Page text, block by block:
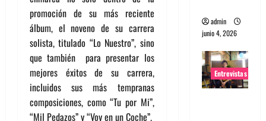
promoción de su más reciente
álbum, el noveno de su carrera
solista, titulado “Lo Nuestro”, sino
que también para presentar los
mejores éxitos de su carrera,
incluidos sus más tempranas
composiciones, como “Tu por Mi”,
“Mil Pedazos” y “Voy en un Coche”.
admin
junio 4, 2026
Entrevistas